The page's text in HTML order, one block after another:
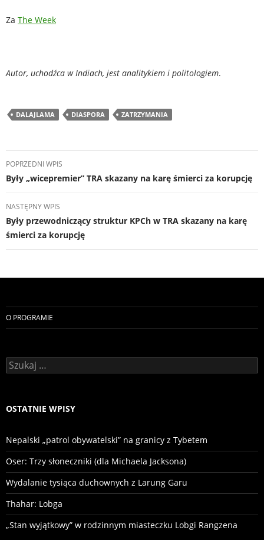
Za The Week
Autor, uchodźca w Indiach, jest analitykiem i politologiem.
DALAJLAMA DIASPORA ZATRZYMANIA
Nawigacja
wpisu
POPRZEDNI WPIS
Były „wicepremier” TRA skazany na karę śmierci za korupcję
NASTĘPNY WPIS
Były przewodniczący struktur KPCh w TRA skazany na karę
śmierci za korupcję
O PROGRAMIE
Szukaj:
OSTATNIE WPISY
Nepalski „patrol obywatelski” na granicy z Tybetem
Oser: Trzy słoneczniki (dla Michaela Jacksona)
Wydalanie tysiąca duchownych z Larung Garu
Thahar: Lobga
„Stan wyjątkowy” w rodzinnym miasteczku Lobgi Rangzena